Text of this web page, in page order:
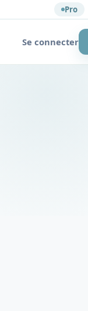
Pro
Se connecter